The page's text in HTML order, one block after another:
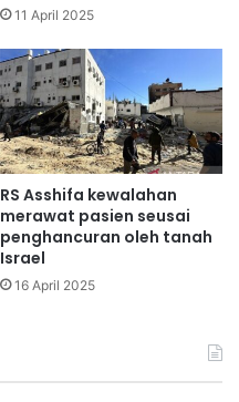
11 April 2025
RS Asshifa kewalahan
merawat pasien seusai
penghancuran oleh tanah
Israel
16 April 2025